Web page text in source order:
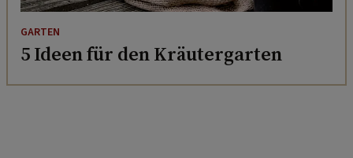
GARTEN
5 Ideen für den Kräutergarten